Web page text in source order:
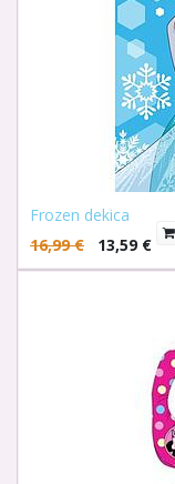
Frozen dekica
16,99€ 13,59 €